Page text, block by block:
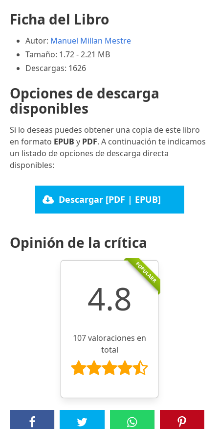
Ficha del Libro
Autor: Manuel Millan Mestre
Tamaño: 1.72 - 2.21 MB
Descargas: 1626
Opciones de descarga
disponibles
Si lo deseas puedes obtener una copia de este libro
en formato EPUB y PDF. A continuación te indicamos
un listado de opciones de descarga directa
disponibles:
Descargar [PDF | EPUB]
Opinión de la crítica
POPULARR
4.8
107 valoraciones en
total